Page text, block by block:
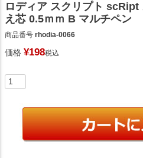
ロディア スクリプト scRipt
え芯 0.5ｍｍ B マルチペン
商品番号 rhodia-0066
価格 ¥198税込